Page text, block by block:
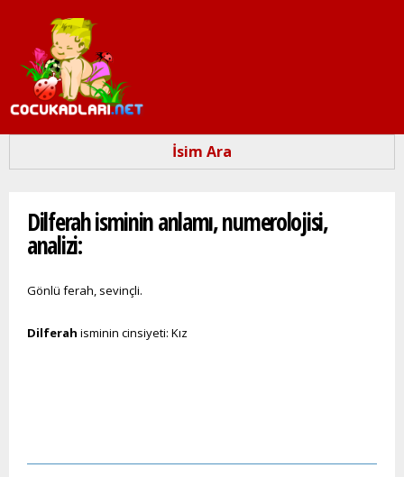
İsim Ara
Dilferah isminin anlamı, numerolojisi,
analizi:
Gönlü ferah, sevinçli.
Dilferah isminin cinsiyeti: Kız